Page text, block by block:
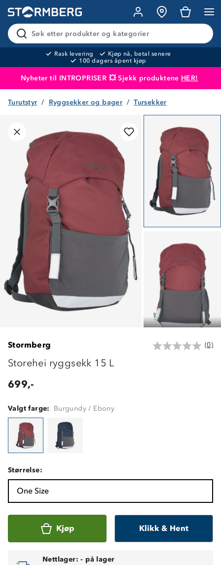
Søk etter produkter og kategorier
Rask levering
Kjøp nå, betal senere
100 dagers åpent kjøp
Nyheter til INTROPRISER 💥 Sjekk produktene HER!
Produktet er lagt i handlekurven Til kassen
Turutstyr Ryggsekker og bager Tursekker
Stormberg (0)
Storehei ryggsekk 15 L
699,-
Valgt farge: Burgundy / Ebony
Størrelse:
One Size
Kjøp Klikk & Hent
Nettlager: - på lager